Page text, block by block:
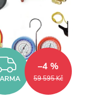
ZDARMA
59 595 Kč
–4 %